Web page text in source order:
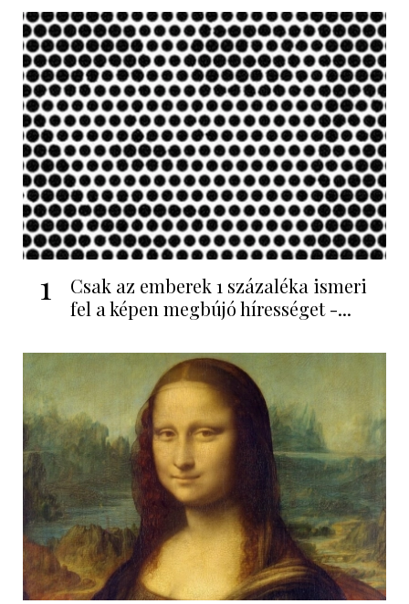
1
Csak az emberek 1 százaléka ismeri
fel a képen megbújó hírességet -...